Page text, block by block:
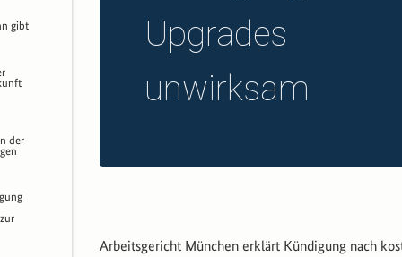
Upgrades
unwirksam
Arbeitsgericht München erklärt Kündigung nach
gibt
der